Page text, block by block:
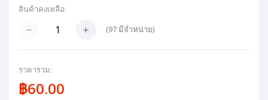
สินค้าคงเหลือ:
(97มีจำหน่าย)
ราคารวม:
฿60.00